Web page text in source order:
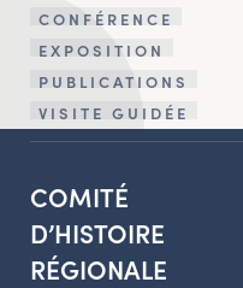
CONFÉRENCE
EXPOSITION
PUBLICATIONS
VISITE GUIDÉE
COMITÉ
D’HISTOIRE
RÉGIONALE